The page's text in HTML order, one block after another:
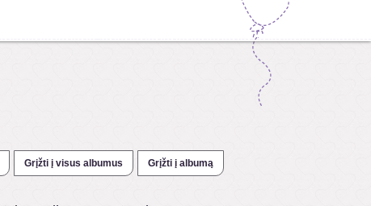
Grįžti į visus albumus Grįžti į albumą